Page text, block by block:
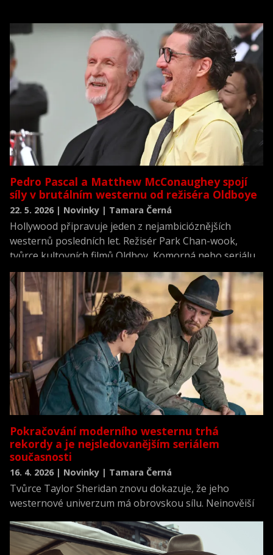
Pedro Pascal a Matthew McConaughey spojí
síly v brutálním westernu od režiséra Oldboye
22. 5. 2026 | Novinky | Tamara Černá
Hollywood připravuje jeden z nejambicióznějších
westernů posledních let. Režisér Park Chan-wook,
tvůrce kultovních filmů Oldboy, Komorná nebo seriálu
Sympatizant, natočí nový thriller The Brigands of
Rattlecreek, ve kterém se objeví Pedro Pascal, Matthew
McConaughey, Austin Butler a čínská herečka Tang
Wei.
Pokračování moderního westernu trhá
rekordy a je nejsledovanějším seriálem
současnosti
16. 4. 2026 | Novinky | Tamara Černá
Tvůrce Taylor Sheridan znovu dokazuje, že jeho
westernové univerzum má obrovskou sílu. Nejnovější
Marshals: Příběh z Yellowstonu se totiž stal
nejsledovanější novinkou americké televize v roce 2026.